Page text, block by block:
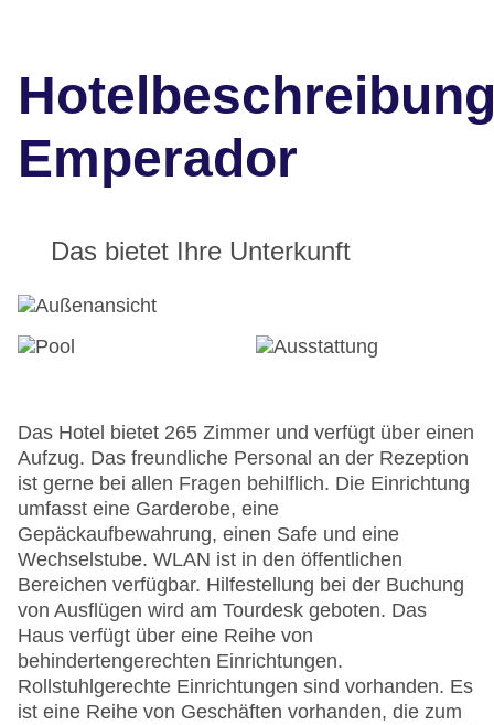
Emperador
Das bietet Ihre Unterkunft
Das Hotel bietet 265 Zimmer und verfügt über einen
Aufzug. Das freundliche Personal an der Rezeption
ist gerne bei allen Fragen behilflich. Die Einrichtung
umfasst eine Garderobe, eine
Gepäckaufbewahrung, einen Safe und eine
Wechselstube. WLAN ist in den öffentlichen
Bereichen verfügbar. Hilfestellung bei der Buchung
von Ausflügen wird am Tourdesk geboten. Das
Haus verfügt über eine Reihe von
behindertengerechten Einrichtungen.
Rollstuhlgerechte Einrichtungen sind vorhanden. Es
ist eine Reihe von Geschäften vorhanden, die zum